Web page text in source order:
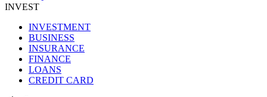
INVEST
INVESTMENT
BUSINESS
INSURANCE
FINANCE
LOANS
CREDIT CARD